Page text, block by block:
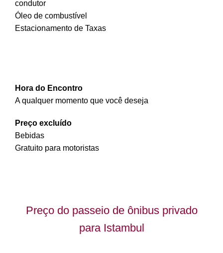
condutor
Óleo de combustível
Estacionamento de Taxas
Hora do Encontro
A qualquer momento que você deseja
Preço excluído
Bebidas
Gratuito para motoristas
Preço do passeio de ônibus privado
para Istambul